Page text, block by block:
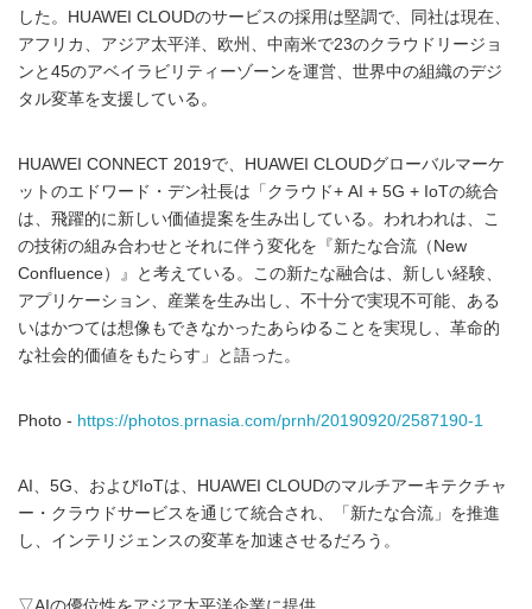
した。HUAWEI CLOUDのサービスの採用は堅調で、同社は現在、
アフリカ、アジア太平洋、欧州、中南米で23のクラウドリージョ
ンと45のアベイラビリティーゾーンを運営、世界中の組織のデジ
タル変革を支援している。
HUAWEI CONNECT 2019で、HUAWEI CLOUDグローバルマーケ
ットのエドワード・デン社長は「クラウド+ AI + 5G + IoTの統合
は、飛躍的に新しい価値提案を生み出している。われわれは、こ
の技術の組み合わせとそれに伴う変化を『新たな合流（New
Confluence）』と考えている。この新たな融合は、新しい経験、
アプリケーション、産業を生み出し、不十分で実現不可能、ある
いはかつては想像もできなかったあらゆることを実現し、革命的
な社会的価値をもたらす」と語った。
Photo - https://photos.prnasia.com/prnh/20190920/2587190-1
AI、5G、およびIoTは、HUAWEI CLOUDのマルチアーキテクチャ
ー・クラウドサービスを通じて統合され、「新たな合流」を推進
し、インテリジェンスの変革を加速させるだろう。